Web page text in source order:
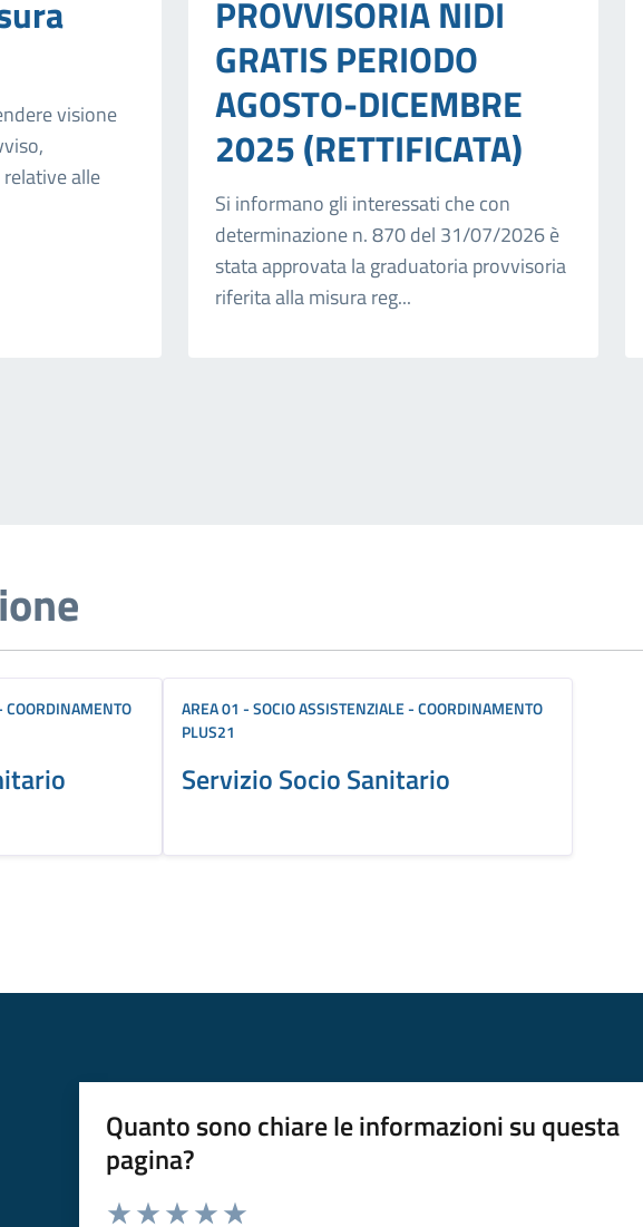
visione
alle
PROVVISORIA NIDI
GRATIS PERIODO
AGOSTO-DICEMBRE
2025 (RETTIFICATA)
Si informano gli interessati che con
determinazione n. 870 del 31/07/2026 è
stata approvata la graduatoria provvisoria
riferita alla misura reg...
COORDINAMENTO
AREA 01 - SOCIO ASSISTENZIALE - COORDINAMENTO
PLUS21
Servizio Socio Sanitario
Quanto sono chiare le informazioni su questa
pagina?
Valuta da 1 a 5 stelle la pagina